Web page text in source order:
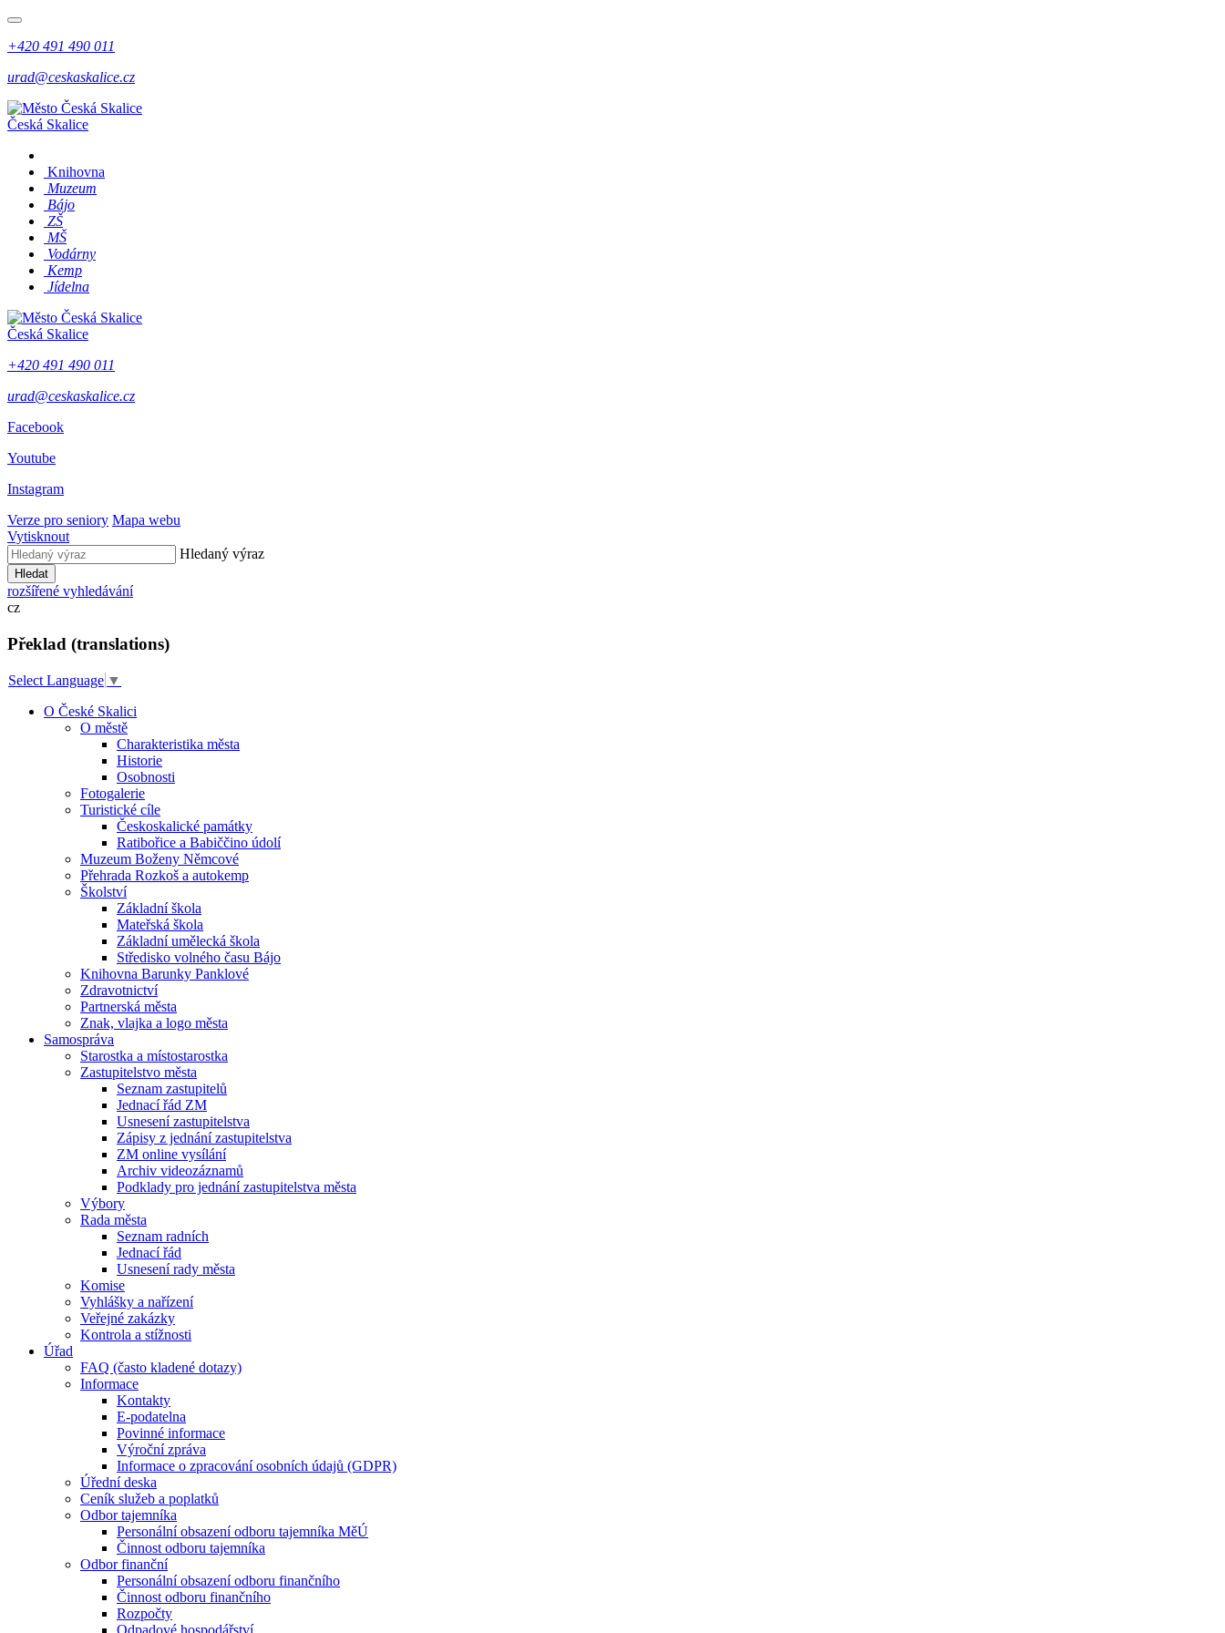
+420 491 490 011
urad@ceskaskalice.cz
Česká Skalice
Knihovna
Muzeum
Bájo
ZŠ
MŠ
Vodárny
Kemp
Jídelna
Česká Skalice
+420 491 490 011
urad@ceskaskalice.cz
Facebook
Youtube
Instagram
Verze pro seniory Mapa webu
Vytisknout
Hledaný výraz
Hledat
rozšířené vyhledávání
cz
Překlad (translations)
Select Language ▼
O České Skalici
O městě
Charakteristika města
Historie
Osobnosti
Fotogalerie
Turistické cíle
Českoskalické památky
Ratibořice a Babiččino údolí
Muzeum Boženy Němcové
Přehrada Rozkoš a autokemp
Školství
Základní škola
Mateřská škola
Základní umělecká škola
Středisko volného času Bájo
Knihovna Barunky Panklové
Zdravotnictví
Partnerská města
Znak, vlajka a logo města
Samospráva
Starostka a místostarostka
Zastupitelstvo města
Seznam zastupitelů
Jednací řád ZM
Usnesení zastupitelstva
Zápisy z jednání zastupitelstva
ZM online vysílání
Archiv videozáznamů
Podklady pro jednání zastupitelstva města
Výbory
Rada města
Seznam radních
Jednací řád
Usnesení rady města
Komise
Vyhlášky a nařízení
Veřejné zakázky
Kontrola a stížnosti
Úřad
FAQ (často kladené dotazy)
Informace
Kontakty
E-podatelna
Povinné informace
Výroční zpráva
Informace o zpracování osobních údajů (GDPR)
Úřední deska
Ceník služeb a poplatků
Odbor tajemníka
Personální obsazení odboru tajemníka MěÚ
Činnost odboru tajemníka
Odbor finanční
Personální obsazení odboru finančního
Činnost odboru finančního
Rozpočty
Odpadové hospodářství